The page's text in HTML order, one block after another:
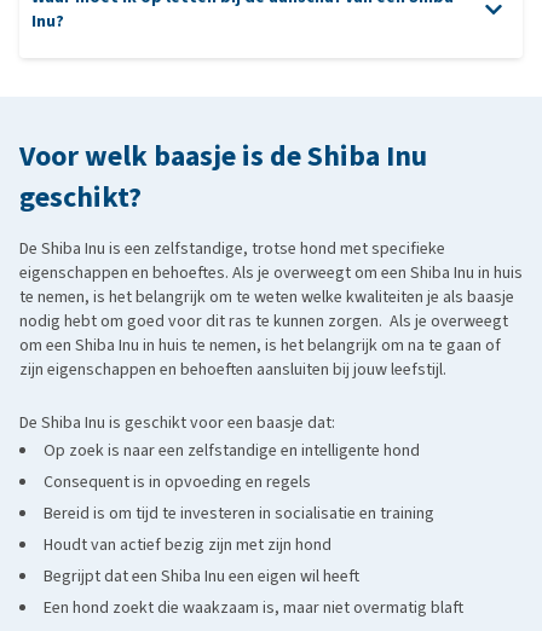
Akita Inu
: een grotere, eveneens Japanse variant met een
Keeshond: qua uiterlijk vergelijkbaar, al is het karakter zachter
en aanhankelijker
Inu?
Voor welk baasje is de Shiba Inu
geschikt?
De Shiba Inu is een zelfstandige, trotse hond met specifieke
eigenschappen en behoeftes. Als je overweegt om een Shiba Inu in huis
te nemen, is het belangrijk om te weten welke kwaliteiten je als baasje
nodig hebt om goed voor dit ras te kunnen zorgen. Als je overweegt
om een Shiba Inu in huis te nemen, is het belangrijk om na te gaan of
zijn eigenschappen en behoeften aansluiten bij jouw leefstijl.
De Shiba Inu is geschikt voor een baasje dat:
Op zoek is naar een zelfstandige en intelligente hond
Consequent is in opvoeding en regels
Bereid is om tijd te investeren in socialisatie en training
Houdt van actief bezig zijn met zijn hond
Begrijpt dat een Shiba Inu een eigen wil heeft
Een hond zoekt die waakzaam is, maar niet overmatig blaft